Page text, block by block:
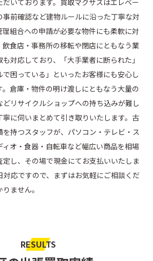
前確認など建物ルールに沿った丁寧な対
組合への申請が必要な物件にも柔軟に対
食店・事務所の移転や閉店にともなう業
対応しており、「大手業者に断られた」
で困っている」といったお客様にも安心し
倉庫・物件の明け渡しにともなう大量の
リサイクルショップへの持ち込みが難し
に伺いまとめて引き取りいたします。古
持つスタッフが、パソコン・テレビ・ス
オ・食器・自転車など幅広い商品を相場
定し、その場で現金にてお支払いいたしま
対応ですので、まずはお気軽にご相談くだ
ません。
RESULTS